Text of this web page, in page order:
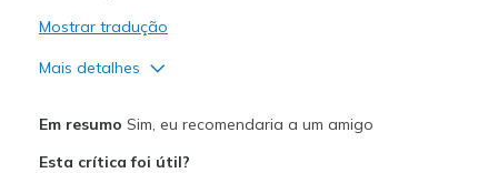
Mostrar tradução
Mais detalhes
Em resumo Sim, eu recomendaria a um amigo
Esta crítica foi útil?